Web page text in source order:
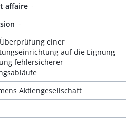
affaire -
-
einer
auf die Eignung
fehlersicherer
Aktiengesellschaft